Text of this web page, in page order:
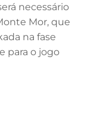
necessário
Mor, que
na fase
para o jogo